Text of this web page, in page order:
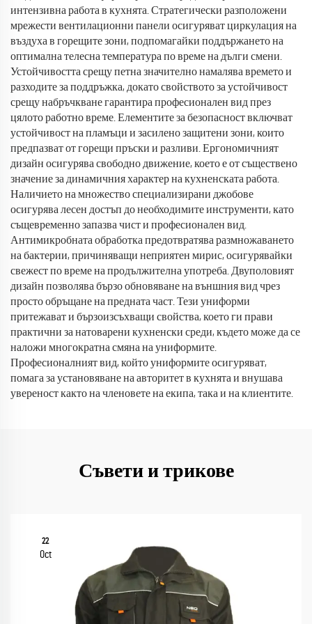
интензивна работа в кухнята. Стратегически разположени
мрежести вентилационни панели осигуряват циркулация на
въздуха в горещите зони, подпомагайки поддържането на
оптимална телесна температура по време на дълги смени.
Устойчивостта срещу петна значително намалява времето и
разходите за поддръжка, докато свойството за устойчивост
срещу набръчкване гарантира професионален вид през
цялото работно време. Елементите за безопасност включват
устойчивост на пламъци и засилено защитени зони, които
предпазват от горещи пръски и разливи. Ергономичният
дизайн осигурява свободно движение, което е от съществено
значение за динамичния характер на кухненската работа.
Наличието на множество специализирани джобове
осигурява лесен достъп до необходимите инструменти, като
същевременно запазва чист и професионален вид.
Антимикробната обработка предотвратява размножаването
на бактерии, причиняващи неприятен мирис, осигурявайки
свежест по време на продължителна употреба. Двуполовият
дизайн позволява бързо обновяване на външния вид чрез
просто обръщане на предната част. Тези униформи
притежават и бързоизсъхващи свойства, което ги прави
практични за натоварени кухненски среди, където може да се
наложи многократна смяна на униформите.
Професионалният вид, който униформите осигуряват,
помага за установяване на авторитет в кухнята и внушава
увереност както на членовете на екипа, така и на клиентите.
Съвети и трикове
22
Oct